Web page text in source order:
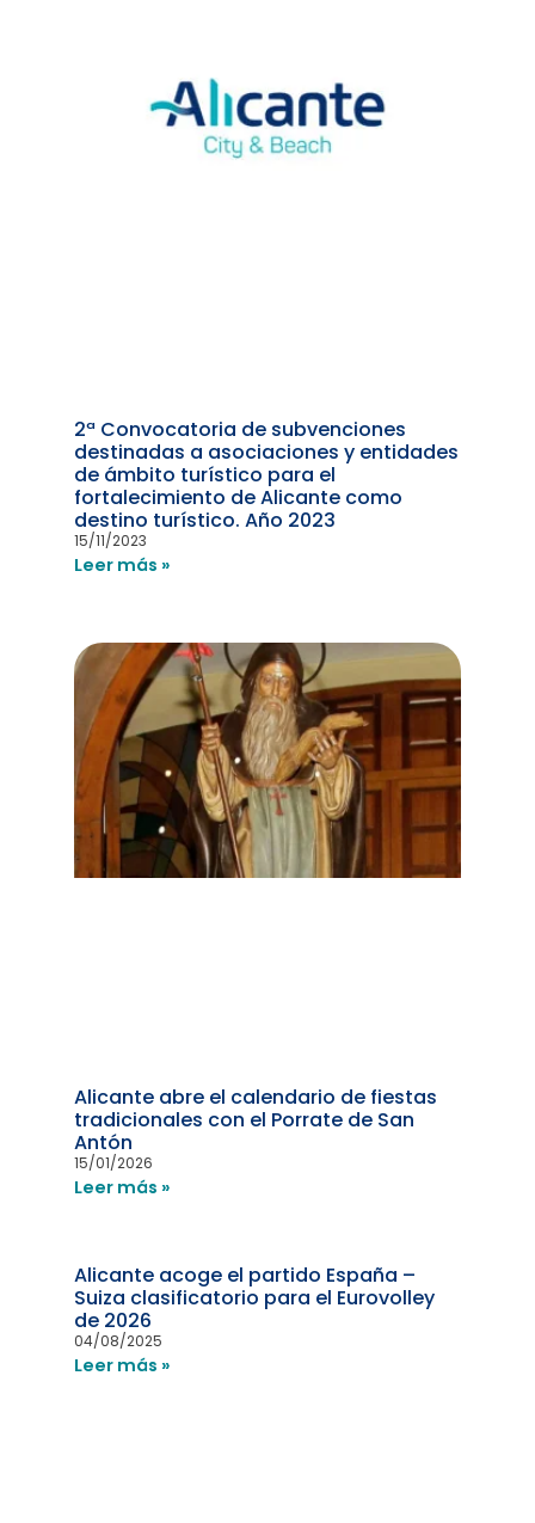
2ª Convocatoria de subvenciones
destinadas a asociaciones y entidades
de ámbito turístico para el
fortalecimiento de Alicante como
destino turístico. Año 2023
15/11/2023
Leer más »
Alicante abre el calendario de fiestas
tradicionales con el Porrate de San
Antón
15/01/2026
Leer más »
Alicante acoge el partido España –
Suiza clasificatorio para el Eurovolley
de 2026
04/08/2025
Leer más »